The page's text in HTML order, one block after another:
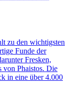
zu den wichtigsten
Funde der
Fresken,
von Phaistos. Die
in eine über 4.000